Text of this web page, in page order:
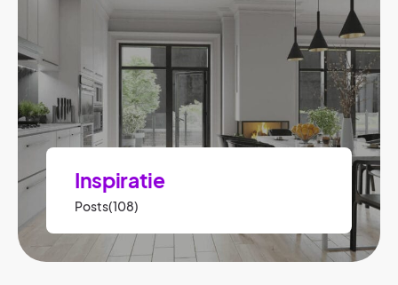
Inspiratie
Posts(108)